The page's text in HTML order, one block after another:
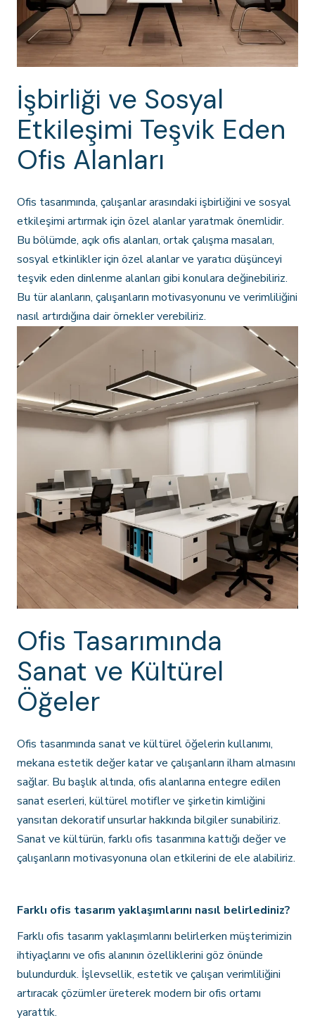
İşbirliği ve Sosyal
Etkileşimi Teşvik Eden
Ofis Alanları
Ofis tasarımında, çalışanlar arasındaki işbirliğini ve sosyal
etkileşimi artırmak için özel alanlar yaratmak önemlidir.
Bu bölümde, açık ofis alanları, ortak çalışma masaları,
sosyal etkinlikler için özel alanlar ve yaratıcı düşünceyi
teşvik eden dinlenme alanları gibi konulara değinebiliriz.
Bu tür alanların, çalışanların motivasyonunu ve verimliliğini
nasıl artırdığına dair örnekler verebiliriz.
Ofis Tasarımında
Sanat ve Kültürel
Öğeler
Ofis tasarımında sanat ve kültürel öğelerin kullanımı,
mekana estetik değer katar ve çalışanların ilham almasını
sağlar. Bu başlık altında, ofis alanlarına entegre edilen
sanat eserleri, kültürel motifler ve şirketin kimliğini
yansıtan dekoratif unsurlar hakkında bilgiler sunabiliriz.
Sanat ve kültürün, farklı ofis tasarımına kattığı değer ve
çalışanların motivasyonuna olan etkilerini de ele alabiliriz.
Farklı ofis tasarım yaklaşımlarını nasıl belirlediniz?
Farklı ofis tasarım yaklaşımlarını belirlerken müşterimizin
ihtiyaçlarını ve ofis alanının özelliklerini göz önünde
bulundurduk. İşlevsellik, estetik ve çalışan verimliliğini
artıracak çözümler üreterek modern bir ofis ortamı
yarattık.